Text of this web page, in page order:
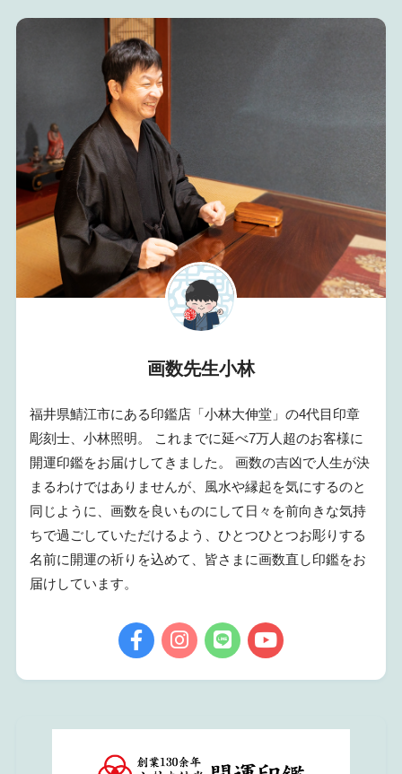
画数先生小林
福井県鯖江市にある印鑑店「小林大伸堂」の4代目印章
彫刻士、小林照明。 これまでに延べ7万人超のお客様に
開運印鑑をお届けしてきました。 画数の吉凶で人生が決
まるわけではありませんが、風水や縁起を気にするのと
同じように、画数を良いものにして日々を前向きな気持
ちで過ごしていただけるよう、ひとつひとつお彫りする
名前に開運の祈りを込めて、皆さまに画数直し印鑑をお
届けしています。